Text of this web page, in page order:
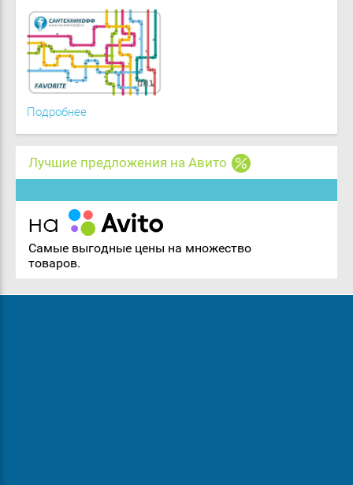
Подробнее
Лучшие предложения на Авито
Самые выгодные цены на множество
товаров.